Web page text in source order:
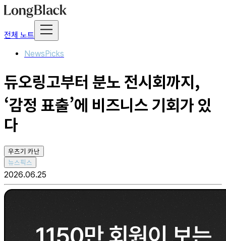
전체 노트
NewsPicks
듀오링고부터 분노 전시회까지,
‘감정 표출’에 비즈니스 기회가 있
다
우츠기 카난
뉴스픽스
2026.06.25